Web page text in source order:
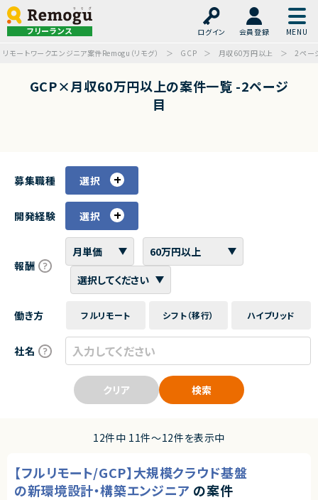
フリーランス ログイン
会員登録
リモートワークエンジニア案件Remogu（リモグ）
GCP 月収60万円以上 2ペー
GCP×月収60万円以上の案件一覧 -2ページ
目
募集職種 選択
開発経験 選択
報酬
働き方 フルリモート シフト（移行） ハイブリッド
社名
クリア 検索
12件中 11件〜12件を表示中
【フルリモート/GCP】大規模クラウド基盤
の新環境設計・構築エンジニア の案件